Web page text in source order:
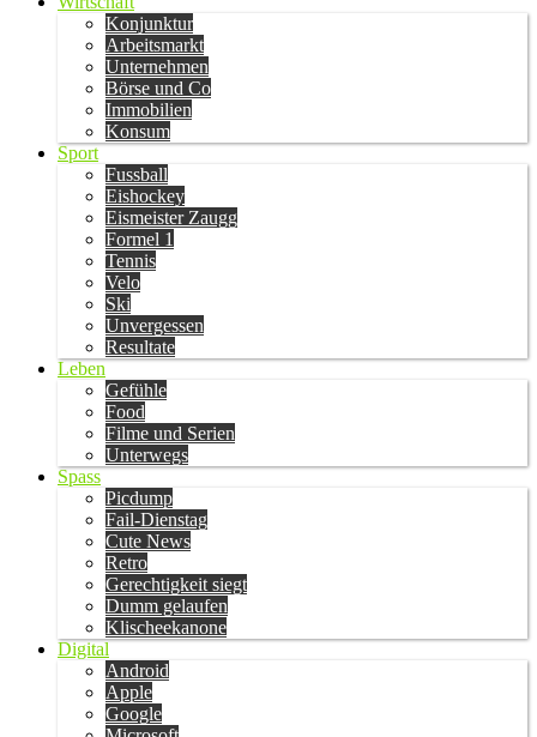
Konjunktur
Arbeitsmarkt
Unternehmen
Börse und Co
Immobilien
Konsum
Sport
Fussball
Eishockey
Eismeister Zaugg
Formel 1
Tennis
Velo
Ski
Unvergessen
Resultate
Leben
Gefühle
Food
Filme und Serien
Unterwegs
Spass
Picdump
Fail-Dienstag
Cute News
Retro
Gerechtigkeit siegt
Dumm gelaufen
Klischeekanone
Digital
Android
Apple
Google